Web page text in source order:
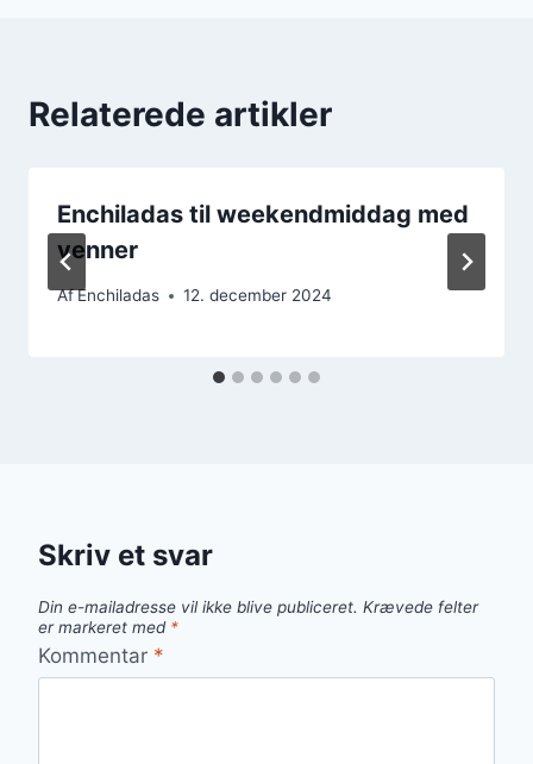
Relaterede artikler
Enchiladas til weekendmiddag med
venner
AfEnchiladas 12. december 2024
Skriv et svar
Din e-mailadresse vil ikke blive publiceret. Krævede felter
er markeret med *
Kommentar *